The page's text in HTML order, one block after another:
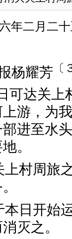
六年二月二
杨耀芳 〔
可达关
游，为
进至水
。
村周旅
日开始
灭之。